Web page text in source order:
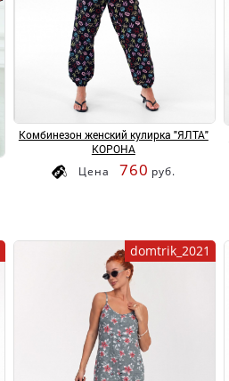
Комбинезон женский кулирка "ЯЛТА"
КОРОНА
Цена 760 руб.
domtrik_2021